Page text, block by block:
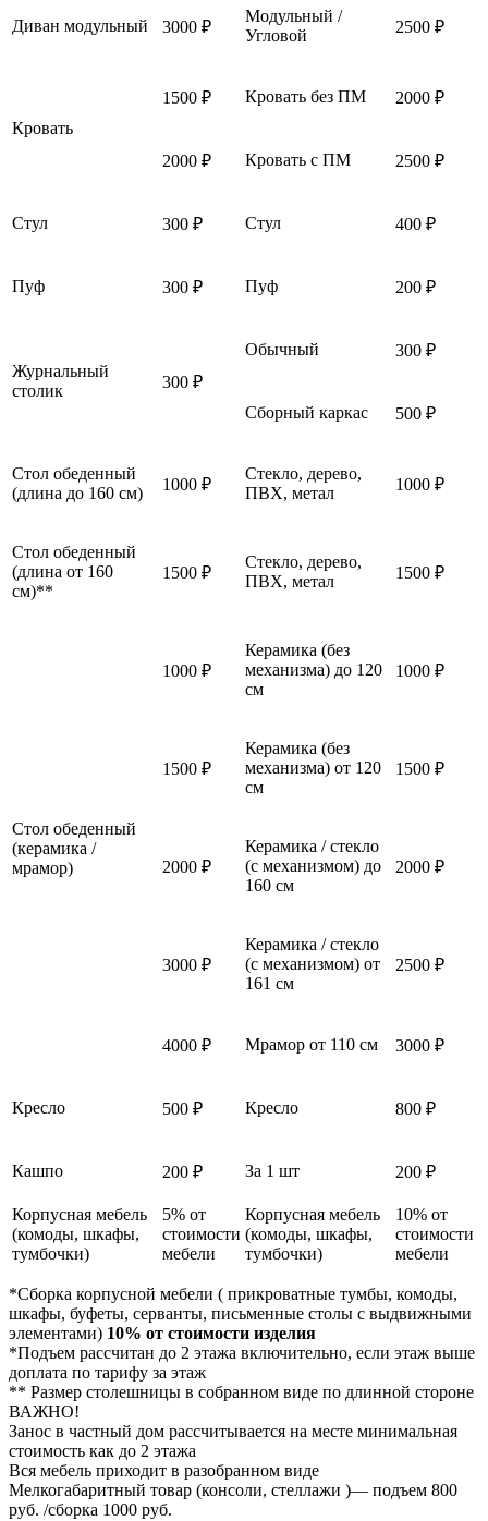
Диван модульный 3000 ₽
Модульный /
Угловой
2500 ₽
Кровать
1500 ₽ Кровать без ПМ 2000 ₽
2000 ₽ Кровать с ПМ 2500 ₽
Стул 300 ₽ Стул 400 ₽
Пуф 300 ₽ Пуф 200 ₽
Журнальный
столик
300 ₽
Обычный 300 ₽
Сборный каркас 500 ₽
Стол обеденный
(длина до 160 см)
1000 ₽
Стекло, дерево,
ПВХ, метал
1000 ₽
Стол обеденный
(длина от 160
см)**
1500 ₽
Стекло, дерево,
ПВХ, метал
1500 ₽
Стол обеденный
(керамика /
мрамор)
1000 ₽
Керамика (без
механизма) до 120
см
1000 ₽
1500 ₽
Керамика (без
механизма) от 120
см
1500 ₽
2000 ₽
Керамика / стекло
(с механизмом) до
160 см
2000 ₽
3000 ₽
Керамика / стекло
(с механизмом) от
161 см
2500 ₽
4000 ₽ Мрамор от 110 см 3000 ₽
Кресло 500 ₽ Кресло 800 ₽
Кашпо 200 ₽ За 1 шт 200 ₽
Корпусная мебель
(комоды, шкафы,
тумбочки)
5% от
стоимости
мебели
Корпусная мебель
(комоды, шкафы,
тумбочки)
10% от
стоимости
мебели
*Сборка корпусной мебели ( прикроватные тумбы, комоды,
шкафы, буфеты, серванты, письменные столы с выдвижными
элементами) 10% от стоимости изделия
*Подъем рассчитан до 2 этажа включительно, если этаж выше
доплата по тарифу за этаж
** Размер столешницы в собранном виде по длинной стороне
ВАЖНО!
Занос в частный дом рассчитывается на месте минимальная
стоимость как до 2 этажа
Вся мебель приходит в разобранном виде
Мелкогабаритный товар (консоли, стеллажи )— подъем 800
руб. /сборка 1000 руб.